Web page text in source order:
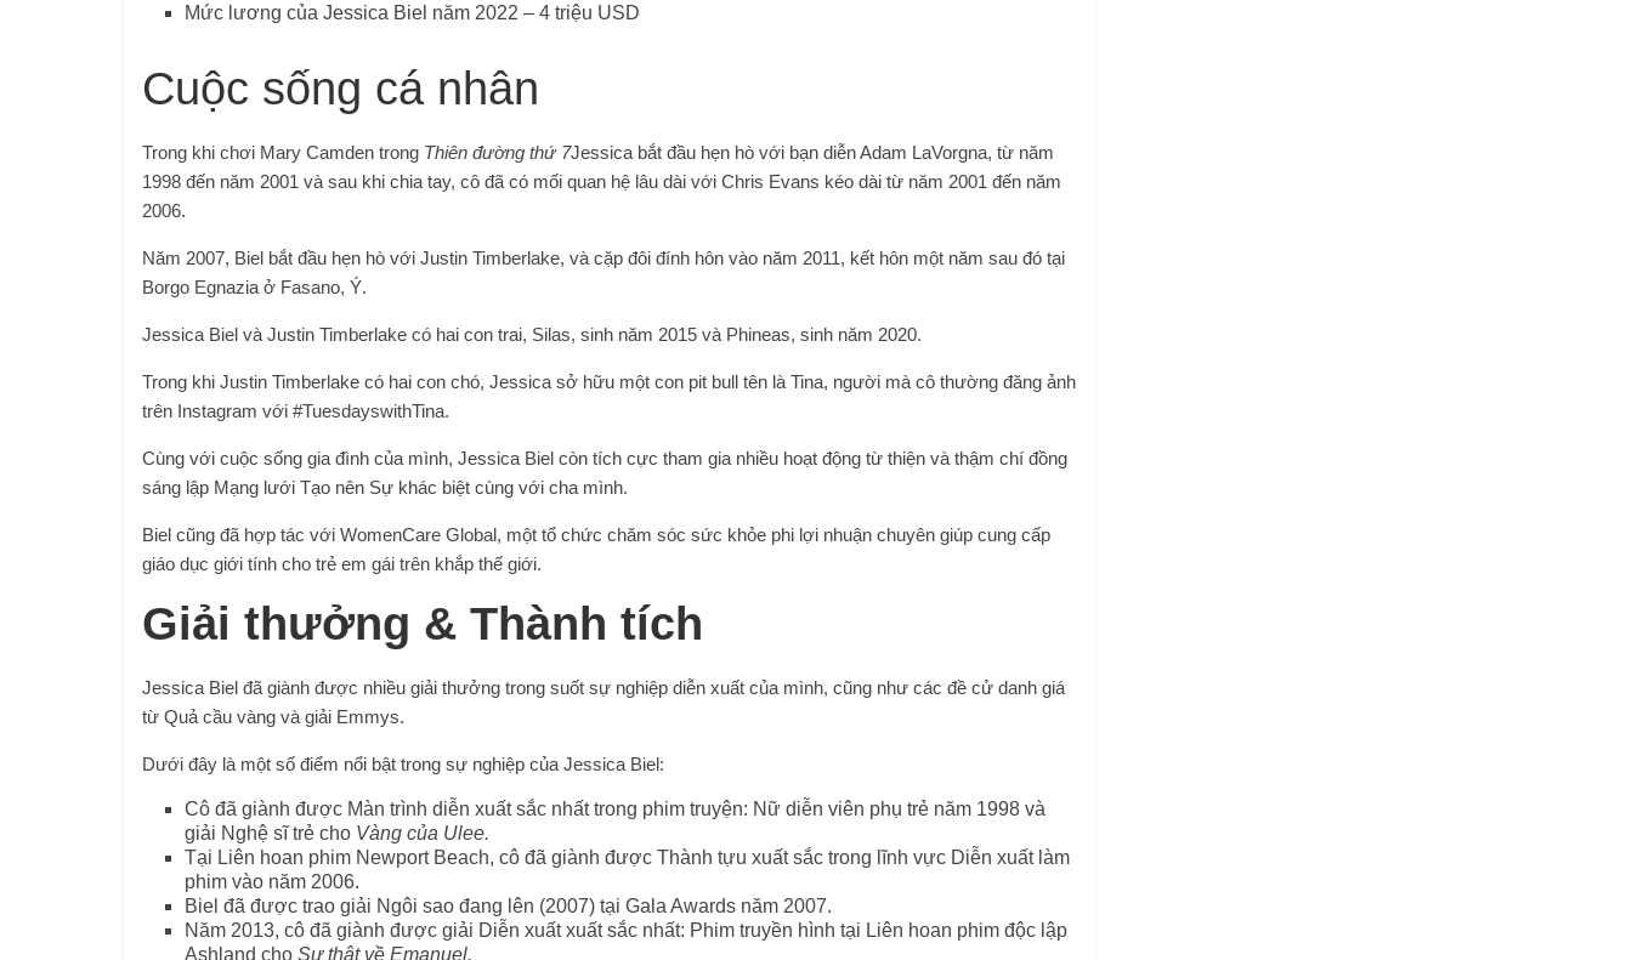
Mức lương của Jessica Biel năm 2022 – 4 triệu USD
Cuộc sống cá nhân
Trong khi chơi Mary Camden trong Thiên đường thứ 7Jessica bắt đầu hẹn hò với bạn diễn Adam LaVorgna, từ năm
1998 đến năm 2001 và sau khi chia tay, cô đã có mối quan hệ lâu dài với Chris Evans kéo dài từ năm 2001 đến năm
2006.
Năm 2007, Biel bắt đầu hẹn hò với Justin Timberlake, và cặp đôi đính hôn vào năm 2011, kết hôn một năm sau đó tại
Borgo Egnazia ở Fasano, Ý.
Jessica Biel và Justin Timberlake có hai con trai, Silas, sinh năm 2015 và Phineas, sinh năm 2020.
Trong khi Justin Timberlake có hai con chó, Jessica sở hữu một con pit bull tên là Tina, người mà cô thường đăng ảnh
trên Instagram với #TuesdayswithTina.
Cùng với cuộc sống gia đình của mình, Jessica Biel còn tích cực tham gia nhiều hoạt động từ thiện và thậm chí đồng
sáng lập Mạng lưới Tạo nên Sự khác biệt cùng với cha mình.
Biel cũng đã hợp tác với WomenCare Global, một tổ chức chăm sóc sức khỏe phi lợi nhuận chuyên giúp cung cấp
giáo dục giới tính cho trẻ em gái trên khắp thế giới.
Giải thưởng & Thành tích
Jessica Biel đã giành được nhiều giải thưởng trong suốt sự nghiệp diễn xuất của mình, cũng như các đề cử danh giá
từ Quả cầu vàng và giải Emmys.
Dưới đây là một số điểm nổi bật trong sự nghiệp của Jessica Biel:
Cô đã giành được Màn trình diễn xuất sắc nhất trong phim truyện: Nữ diễn viên phụ trẻ năm 1998 và
giải Nghệ sĩ trẻ cho Vàng của Ulee.
Tại Liên hoan phim Newport Beach, cô đã giành được Thành tựu xuất sắc trong lĩnh vực Diễn xuất làm
phim vào năm 2006.
Biel đã được trao giải Ngôi sao đang lên (2007) tại Gala Awards năm 2007.
Năm 2013, cô đã giành được giải Diễn xuất xuất sắc nhất: Phim truyền hình tại Liên hoan phim độc lập
Ashland cho Sự thật về Emanuel.